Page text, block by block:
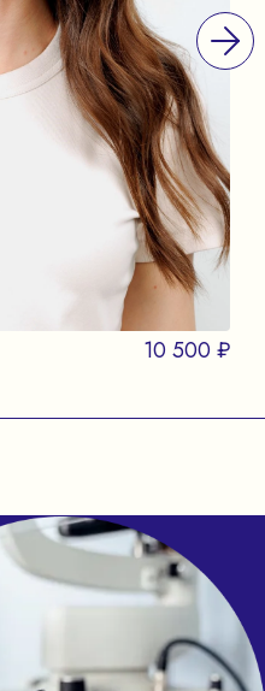
10 500 ₽